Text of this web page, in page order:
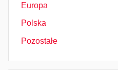
Europa
Polska
Pozostałe